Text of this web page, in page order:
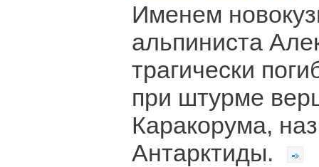
Именем
альпиниста
трагически
при штурме
Каракорума,
Антарктиды.